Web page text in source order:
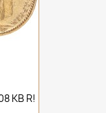
KB R!